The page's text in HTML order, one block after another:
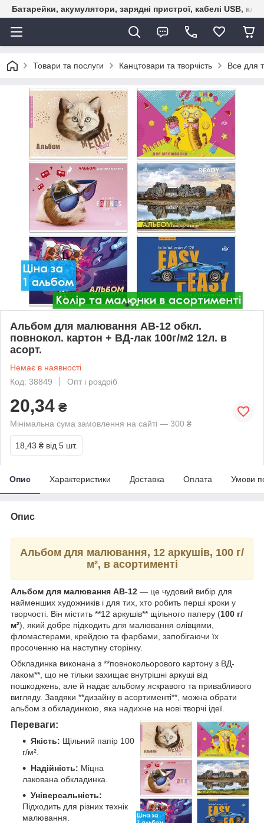
Батарейки, акумулятори, зарядні пристрої, кабелі USB,
Товари та послуги Канцтовари та творчість Все для
Альбом для малювання АВ-12 обкл.
повнокол. картон + ВД-лак 100г/м2 12л. в
асорт.
Немає в наявності
Код: 38849
Опт і роздріб
20,34 ₴
Мінімальна сума замовлення на сайті — 300 ₴
18,43 ₴ від 5 шт.
Опис Характеристики Доставка Оплата Умови
Опис
Альбом для малювання, 12 аркушів, 100 г/
м², в асортименті
Альбом для малювання АВ-12 — це чудовий вибір для
найменших художників і для тих, хто робить перші кроки у
творчості. Він містить **12 аркушів** щільного паперу (100 г/
м²), який добре підходить для малювання олівцями,
фломастерами, крейдою та фарбами, запобігаючи їх
просоченню на наступну сторінку.
Обкладинка виконана з **повнокольорового картону з ВД-
лаком**, що не тільки захищає внутрішні аркуші від
пошкоджень, але й надає альбому яскравого та привабливого
вигляду. Завдяки **дизайну в асортименті**, можна обрати
альбом з обкладинкою, яка надихне на нові творчі ідеї.
Переваги:
Якість: Щільний папір 100
г/м².
Надійність: Міцна
лакована обкладинка.
Універсальність:
Підходить для різних технік
малювання.